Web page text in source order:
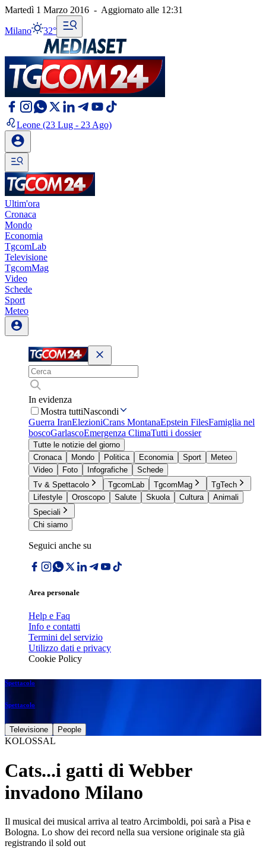
Martedì 1 Marzo 2016 - Aggiornato alle 12:31
Milano 32°
Leone (23 Lug - 23 Ago)
Ultim'ora
Cronaca
Mondo
Economia
TgcomLab
Televisione
TgcomMag
Video
Schede
Sport
Meteo
In evidenza
Mostra tuttiNascondi
Guerra IranElezioniCrans MontanaEpstein FilesFamiglia nel
boscoGarlascoEmergenza ClimaTutti i dossier
Tutte le notizie del giorno
Cronaca
Mondo Politica Economia Sport
Meteo
Video
Foto Infografiche
Schede
Tv & Spettacolo
TgcomLab TgcomMag
TgTech
Lifestyle
Oroscopo Salute Skuola Cultura
Animali
Speciali
Chi siamo
Seguici anche su
Area personale
Help e Faq
Info e contatti
Termini del servizio
Utilizzo dati e privacy
Cookie Policy
Spettacolo
Spettacolo
Televisione People
KOLOSSAL
Cats...i gatti di Webber
invadono Milano
Il musical dei musical arriva al teatro Arcimboldi, poi sarà a Pisa e
Bologna. Lo show dei record nella sua versione originale sta già
registrando il sold out